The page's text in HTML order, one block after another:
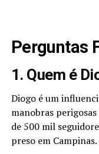
Perguntas
1. Quem é
Diogo é um
manobras
de 500 mil
preso em Campinas.